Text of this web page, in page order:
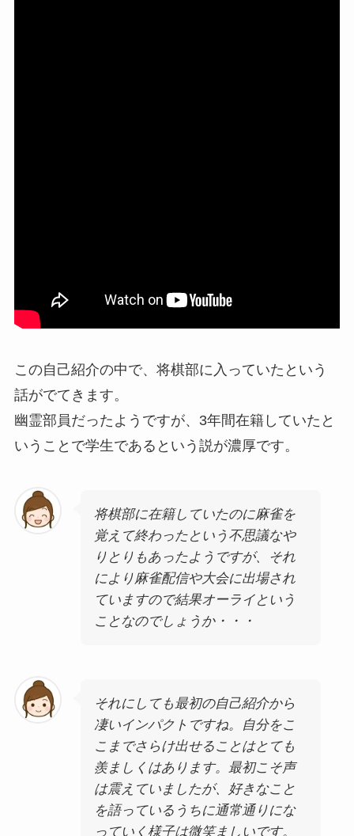
この自己紹介の中で、将棋部に入っていたという
話がでてきます。
幽霊部員だったようですが、3年間在籍していたと
いうことで学生であるという説が濃厚です。
将棋部に在籍していたのに麻雀を
覚えて終わったという不思議なや
りとりもあったようですが、それ
により麻雀配信や大会に出場され
ていますので結果オーライという
ことなのでしょうか・・・
それにしても最初の自己紹介から
凄いインパクトですね。自分をこ
こまでさらけ出せることはとても
羨ましくはあります。最初こそ声
は震えていましたが、好きなこと
を語っているうちに通常通りにな
っていく様子は微笑ましいです。